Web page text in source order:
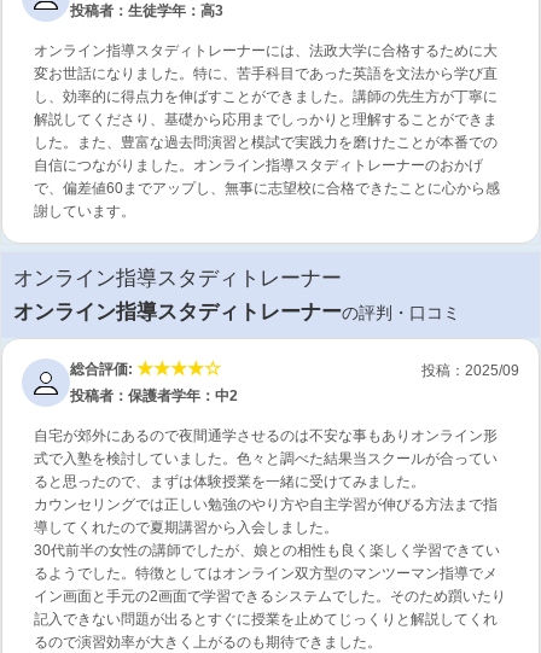
投稿者：生徒学年：高3
オンライン指導スタディトレーナーには、法政大学に合格するために大
変お世話になりました。特に、苦手科目であった英語を文法から学び直
し、効率的に得点力を伸ばすことができました。講師の先生方が丁寧に
解説してくださり、基礎から応用までしっかりと理解することができま
した。また、豊富な過去問演習と模試で実践力を磨けたことが本番での
自信につながりました。オンライン指導スタディトレーナーのおかげ
で、偏差値60までアップし、無事に志望校に合格できたことに心から感
謝しています。
オンライン指導スタディトレーナー
オンライン指導スタディトレーナーの評判・口コミ
投稿：2025/09
総合評価:
投稿者：保護者学年：中2
自宅が郊外にあるので夜間通学させるのは不安な事もありオンライン形
式で入塾を検討していました。色々と調べた結果当スクールが合ってい
ると思ったので、まずは体験授業を一緒に受けてみました。
カウンセリングでは正しい勉強のやり方や自主学習が伸びる方法まで指
導してくれたので夏期講習から入会しました。
30代前半の女性の講師でしたが、娘との相性も良く楽しく学習できてい
るようでした。特徴としてはオンライン双方型のマンツーマン指導でメ
イン画面と手元の2画面で学習できるシステムでした。そのため躓いたり
記入できない問題が出るとすぐに授業を止めてじっくりと解説してくれ
るので演習効率が大きく上がるのも期待できました。